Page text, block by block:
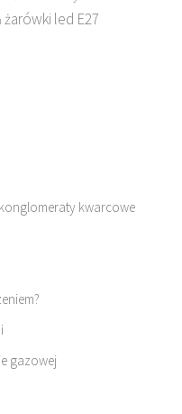
żarówki led E27
kwarcowe
gazowej